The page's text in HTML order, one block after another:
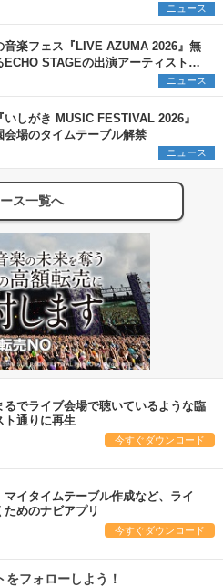
ニュース
音楽フェス『LIVE AZUMA 2026』無
ECHO STAGEの出演アーティストを
ニュース
しがき MUSIC FESTIVAL 2026』
会場のタイムテーブル解禁
ニュース
ス一覧へ
るでライブ会場で聴いているような臨
ト通りに再生
今すぐダウンロード
マイタイムテーブル作成など、ライ
めのナビアプリ
今すぐダウンロード
をフォローしよう！